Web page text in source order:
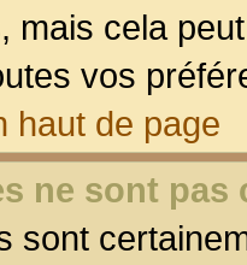
mais cela
vos
haut de page
ne sont pas
sont